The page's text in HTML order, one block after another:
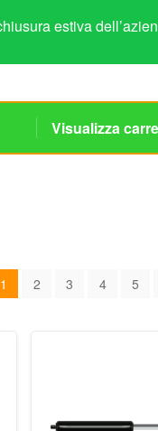
estiva
Visualizza
1 2 3 4 5